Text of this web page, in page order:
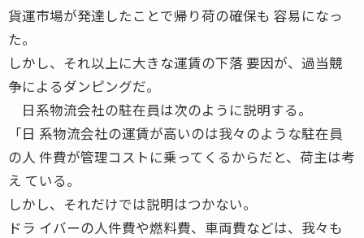
貨運市場が発達したことで帰り荷の確保も 容易になっ
た。
しかし、それ以上に大きな運賃の下落 要因が、過当競
争によるダンピングだ。
日系物流会社の駐在員は次のように説明する。
「日 系物流会社の運賃が高いのは我々のような駐在員
の人 件費が管理コストに乗ってくるからだと、荷主は考
え ている。
しかし、それだけでは説明はつかない。
ドラ イバーの人件費や燃料費、車両費などは、我々も